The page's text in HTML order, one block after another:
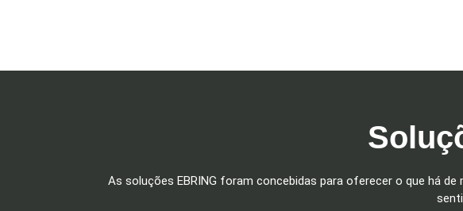
As soluções EBRING foram concebidas para oferecer o que há